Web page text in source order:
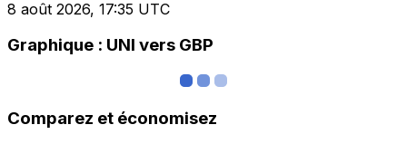
8 août 2026, 17:35 UTC
Graphique : UNI vers GBP
Comparez et économisez